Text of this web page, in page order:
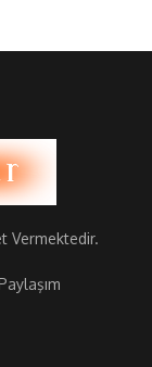
Vermektedir.